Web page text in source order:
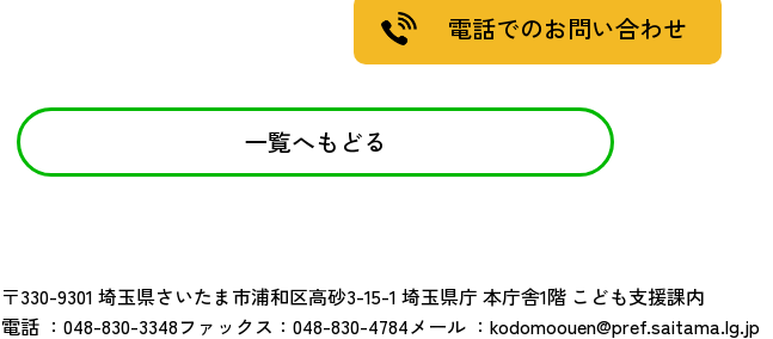
電話でのお問い合わせ
一覧へもどる
〒330-9301 埼玉県さいたま市浦和区高砂3-15-1 埼玉県庁 本庁舎1階 こども支援課内
電話 ： 048-830-3348ファックス： 048-830-4784メール ： kodomoouen@pref.saitama.lg.jp